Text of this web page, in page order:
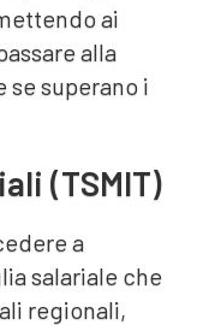
ai
alla
se superano i
(TSMIT)
a
salariale che
regionali,